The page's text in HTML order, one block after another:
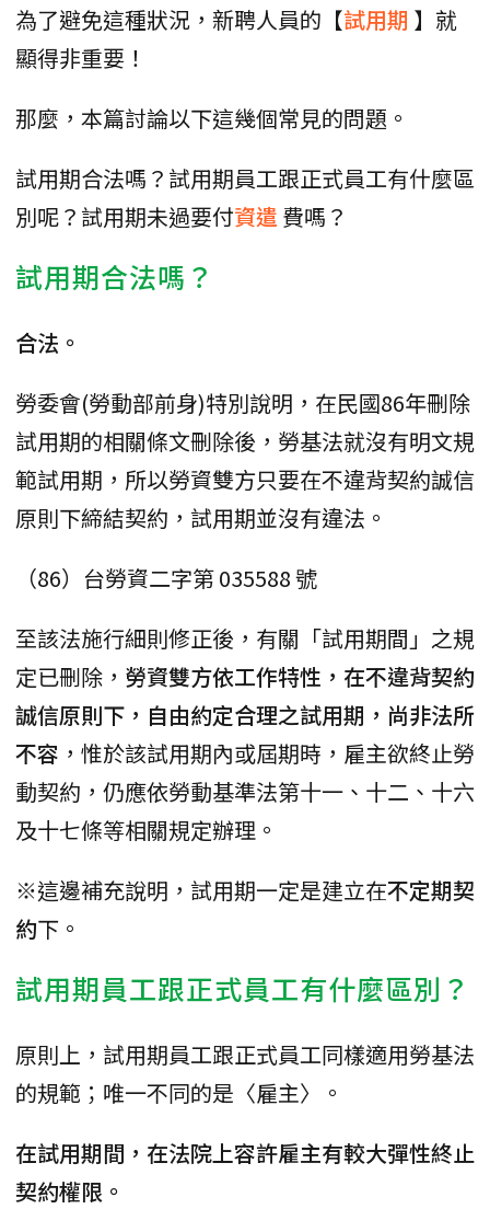
為了避免這種狀況，新聘人員的【試用期 】就
顯得非重要！
那麼，本篇討論以下這幾個常見的問題。
試用期合法嗎？試用期員工跟正式員工有什麼區
別呢？試用期未過要付資遣費嗎？
試用期合法嗎？
合法。
勞委會(勞動部前身)特別說明，在民國86年刪除
試用期的相關條文刪除後，勞基法就沒有明文規
範試用期，所以勞資雙方只要在不違背契約誠信
原則下締結契約，試用期並沒有違法。
（86）台勞資二字第 035588 號
至該法施行細則修正後，有關「試用期間」之規
定已刪除， 勞資雙方依工作特性，在不違背契約
誠信原則下，自由約定合理之試用期，尚非法所
不容 ，惟於該試用期內或屆期時，雇主欲終止勞
動契約，仍應依勞動基準法第十一、十二、十六
及十七條等相關規定辦理。
※這邊補充說明，試用期一定是建立在不定期契
約下。
試用期員工跟正式員工有什麼區別？
原則上，試用期員工跟正式員工同樣適用勞基法
的規範；唯一不同的是〈雇主〉。
在試用期間，在法院上容許雇主有較大彈性終止
契約權限。